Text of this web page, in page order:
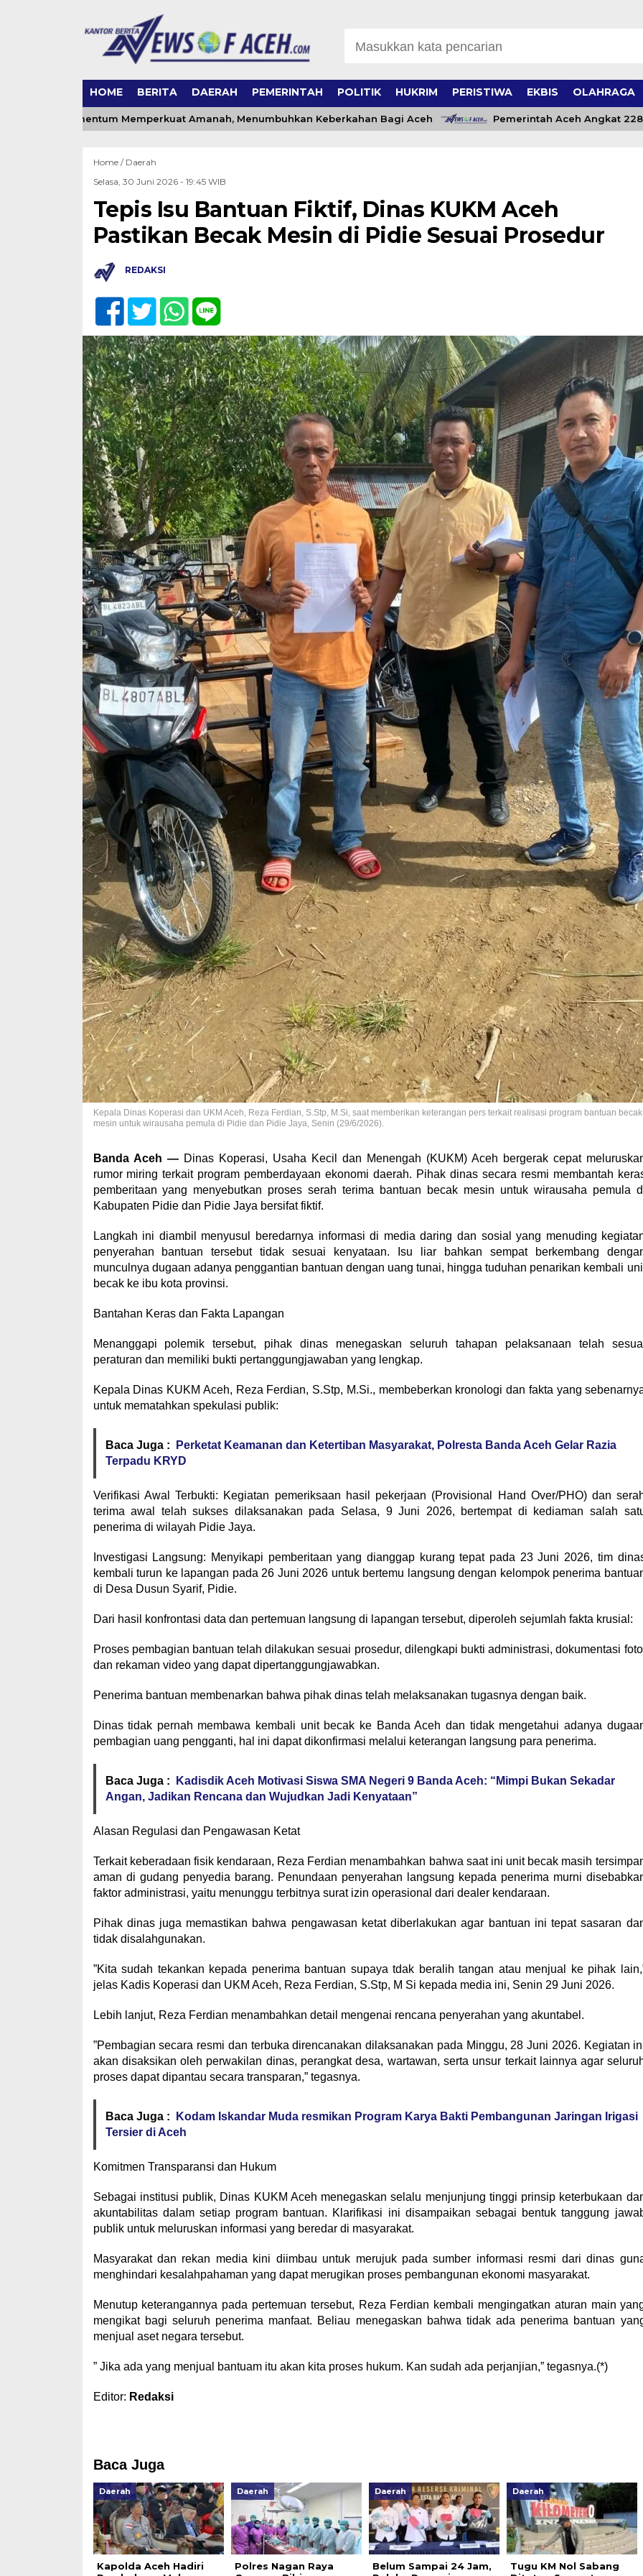
HOME BERITA DAERAH PEMERINTAH POLITIK HUKRIM PERISTIWA EKBIS OLAHRAGA
Aceh: Momentum Memperkuat Amanah, Menumbuhkan Keberkahan Bagi Aceh Pemerintah Aceh Angkat 228
Home / Daerah
Selasa, 30 Juni 2026 - 19:45 WIB
Tepis Isu Bantuan Fiktif, Dinas KUKM Aceh
Pastikan Becak Mesin di Pidie Sesuai Prosedur
REDAKSI
Kepala Dinas Koperasi dan UKM Aceh, Reza Ferdian, S.Stp, M.Si, saat memberikan keterangan pers terkait realisasi program bantuan becak
mesin untuk wirausaha pemula di Pidie dan Pidie Jaya, Senin (29/6/2026).
Banda Aceh —Dinas Koperasi, Usaha Kecil dan Menengah (KUKM) Aceh bergerak cepat
rumor miring terkait program pemberdayaan ekonomi daerah. Pihak dinas secara resmi membantah
pemberitaan yang menyebutkan proses serah terima bantuan becak mesin untuk wirausaha pemula
Kabupaten Pidie dan Pidie Jaya bersifat fiktif.
​Langkah ini diambil menyusul beredarnya informasi di media daring dan sosial yang menuding
penyerahan bantuan tersebut tidak sesuai kenyataan. Isu liar bahkan sempat berkembang
munculnya dugaan adanya penggantian bantuan dengan uang tunai, hingga tuduhan penarikan kembali
becak ke ibu kota provinsi.
​Bantahan Keras dan Fakta Lapangan
​Menanggapi polemik tersebut, pihak dinas menegaskan seluruh tahapan pelaksanaan telah
peraturan dan memiliki bukti pertanggungjawaban yang lengkap.
​Kepala Dinas KUKM Aceh, Reza Ferdian, S.Stp, M.Si., membeberkan kronologi dan fakta yang
untuk mematahkan spekulasi publik:
Baca Juga :
Perketat Keamanan dan Ketertiban Masyarakat, Polresta Banda Aceh Gelar Razia
Terpadu KRYD
​Verifikasi Awal Terbukti: Kegiatan pemeriksaan hasil pekerjaan (Provisional Hand Over/PHO) dan
terima awal telah sukses dilaksanakan pada Selasa, 9 Juni 2026, bertempat di kediaman salah
penerima di wilayah Pidie Jaya.
​Investigasi Langsung: Menyikapi pemberitaan yang dianggap kurang tepat pada 23 Juni 2026, tim
kembali turun ke lapangan pada 26 Juni 2026 untuk bertemu langsung dengan kelompok penerima
di Desa Dusun Syarif, Pidie.
​Dari hasil konfrontasi data dan pertemuan langsung di lapangan tersebut, diperoleh sejumlah fakta krusial:
​Proses pembagian bantuan telah dilakukan sesuai prosedur, dilengkapi bukti administrasi, dokumentasi
dan rekaman video yang dapat dipertanggungjawabkan.
​Penerima bantuan membenarkan bahwa pihak dinas telah melaksanakan tugasnya dengan baik.
​Dinas tidak pernah membawa kembali unit becak ke Banda Aceh dan tidak mengetahui adanya
pembagian uang pengganti, hal ini dapat dikonfirmasi melalui keterangan langsung para penerima.
Baca Juga :
Kadisdik Aceh Motivasi Siswa SMA Negeri 9 Banda Aceh: “Mimpi Bukan Sekadar
Angan, Jadikan Rencana dan Wujudkan Jadi Kenyataan”
​Alasan Regulasi dan Pengawasan Ketat
​Terkait keberadaan fisik kendaraan, Reza Ferdian menambahkan bahwa saat ini unit becak masih
aman di gudang penyedia barang. Penundaan penyerahan langsung kepada penerima murni
faktor administrasi, yaitu menunggu terbitnya surat izin operasional dari dealer kendaraan.
​Pihak dinas juga memastikan bahwa pengawasan ketat diberlakukan agar bantuan ini tepat sasaran
tidak disalahgunakan.
​”Kita sudah tekankan kepada penerima bantuan supaya tdak beralih tangan atau menjual ke pihak
jelas Kadis Koperasi dan UKM Aceh, Reza Ferdian, S.Stp, M Si kepada media ini, Senin 29 Juni 2026.
​Lebih lanjut, Reza Ferdian menambahkan detail mengenai rencana penyerahan yang akuntabel.
​”Pembagian secara resmi dan terbuka direncanakan dilaksanakan pada Minggu, 28 Juni 2026. Kegiatan
akan disaksikan oleh perwakilan dinas, perangkat desa, wartawan, serta unsur terkait lainnya agar
proses dapat dipantau secara transparan,” tegasnya.
Baca Juga :
Kodam Iskandar Muda resmikan Program Karya Bakti Pembangunan Jaringan Irigasi
Tersier di Aceh
​Komitmen Transparansi dan Hukum
​Sebagai institusi publik, Dinas KUKM Aceh menegaskan selalu menjunjung tinggi prinsip keterbukaan
akuntabilitas dalam setiap program bantuan. Klarifikasi ini disampaikan sebagai bentuk tanggung
publik untuk meluruskan informasi yang beredar di masyarakat.
​Masyarakat dan rekan media kini diimbau untuk merujuk pada sumber informasi resmi dari dinas
menghindari kesalahpahaman yang dapat merugikan proses pembangunan ekonomi masyarakat.
​Menutup keterangannya pada pertemuan tersebut, Reza Ferdian kembali mengingatkan aturan main
mengikat bagi seluruh penerima manfaat. Beliau menegaskan bahwa tidak ada penerima bantuan
menjual aset negara tersebut.
​” Jika ada yang menjual bantuam itu akan kita proses hukum. Kan sudah ada perjanjian,” tegasnya.(*)
Editor: Redaksi
Baca Juga
Daerah
Kapolda Aceh Hadiri
Daerah
Polres Nagan Raya
Daerah
Belum Sampai 24 Jam,
Daerah
Tugu KM Nol Sabang